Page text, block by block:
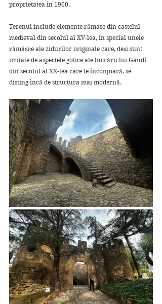
proprietatea în 1900.
Terenul include elemente rămase din castelul
medieval din secolul al XV-lea, în special unele
rămășițe ale zidurilor originale care, deși sunt
imitate de aspectele gotice ale lucrării lui Gaudí
din secolul al XX-lea care le înconjoară, se
disting încă de structura mai modernă.